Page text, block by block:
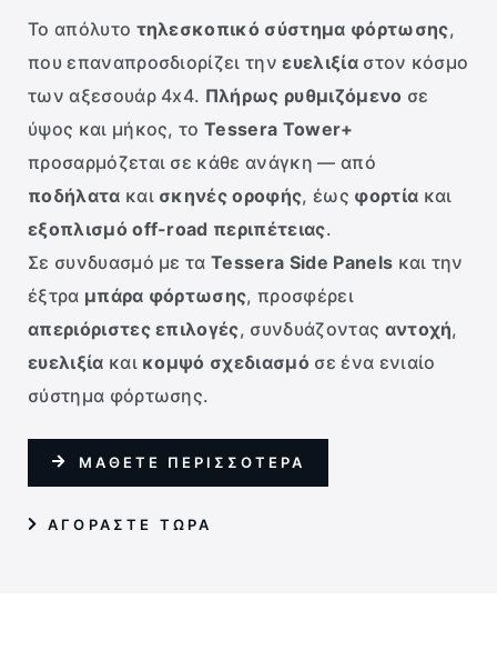
Το απόλυτο τηλεσκοπικό σύστημα φόρτωσης,
που επαναπροσδιορίζει τηνευελιξίαστον κόσμο
των αξεσουάρ 4x4. Πλήρως ρυθμιζόμενο σε
ύψος και μήκος, τοTessera Tower+
προσαρμόζεται σε κάθε ανάγκη — από
ποδήλατα και σκηνές οροφής, έως φορτία και
εξοπλισμό off-road περιπέτειας.
Σε συνδυασμό με ταTessera Side Panels και την
έξτρα μπάρα φόρτωσης, προσφέρει
απεριόριστες επιλογές, συνδυάζοντας αντοχή,
ευελιξία και κομψό σχεδιασμόσε ένα ενιαίο
σύστημα φόρτωσης.
ΜΑΘΕΤΕ ΠΕΡΙΣΣΟΤΕΡΑ
AΓΟΡΑΣΤΕ ΤΩΡΑ